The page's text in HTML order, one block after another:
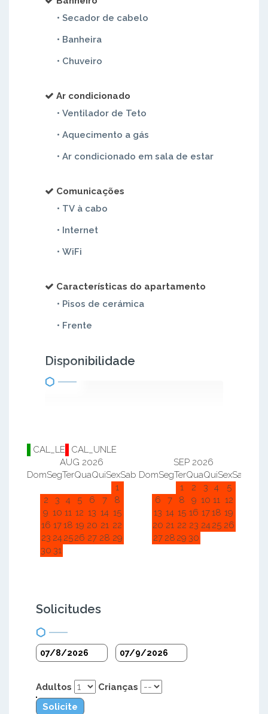
• Secador de cabelo
• Banheira
• Chuveiro
Ar condicionado
• Ventilador de Teto
• Aquecimento a gás
• Ar condicionado em sala de estar
Comunicações
• TV à cabo
• Internet
• WiFi
Características do apartamento
• Pisos de cerámica
• Frente
Disponibilidade
CAL_LE
CAL_UNLE
AUG 2026
DomSegTerQuaQuiSexSab
1
2
3 4 5 6 7
8
9 10 11 12 13 14 15
16 1718 19 20 21 22
23 242526 27 28 29
30 31
SEP 2026
DomSegTerQuaQuiSexSab
1
2 3 4
5
6
7 8 9 10 11 12
13 14 15 16 1718 19
20 21 22 23 2425 26
27 28 29 30
Solicitudes
Adultos
Crianças
Solicite